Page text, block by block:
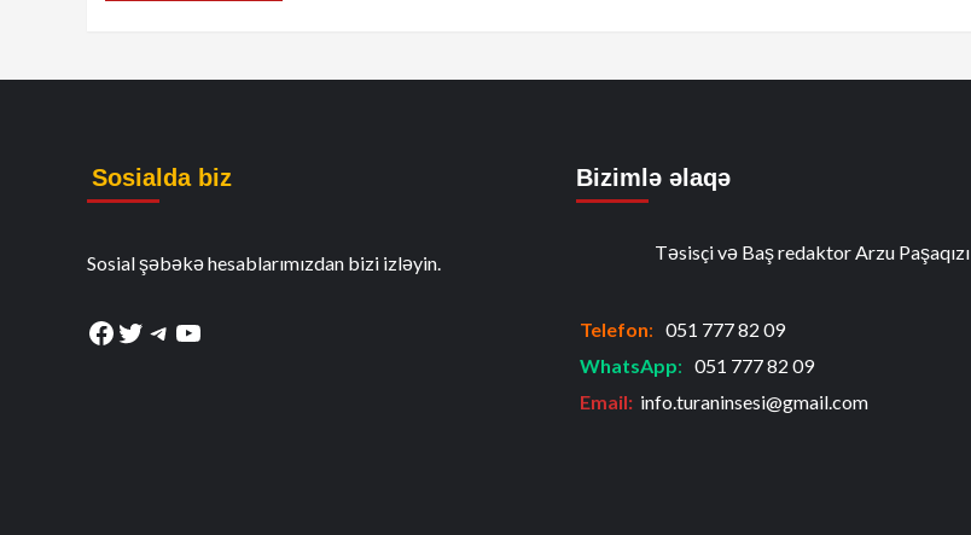
Sosialda biz
Sosial şəbəkə hesablarımızdan bizi izləyin.
Facebook
Twitter
Telegram
YouTube
Bizimlə əlaqə
Təsisçi və Baş redaktor Arzu Paşaqızı
Telefon: 051 777 82 09
WhatsApp: 051 777 82 09
Email: info.turaninsesi@gmail.com